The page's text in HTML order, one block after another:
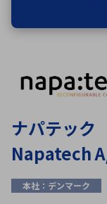
5G
ワ
ロ
監
計
品
民生
ICTソリュー
な行
アルファベット順
A
ナパテック
Napatech
本社：デンマーク